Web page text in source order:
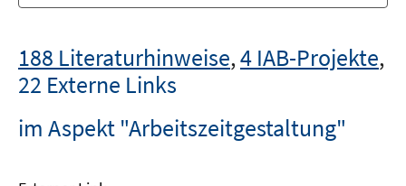
188 Literaturhinweise,4 IAB-Projekte,
22 Externe Links
im Aspekt "Arbeitszeitgestaltung"